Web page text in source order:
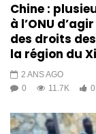
Chine :
à l’ONU
des droits
la région du
2 ANS AGO
0
11.7K 0